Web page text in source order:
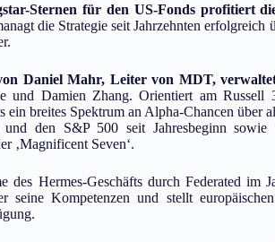
Sternen für den US-Fonds profitiert
die Strategie seit Jahrzehnten
Daniel Mahr, Leiter von MDT,
und Damien Zhang. Orientiert am Russell
ein breites Spektrum an Alpha-Chancen
und den S&P 500 seit Jahresbeginn
‚Magnificent Seven‘.
des Hermes-Geschäfts durch Federated
seine Kompetenzen und stellt